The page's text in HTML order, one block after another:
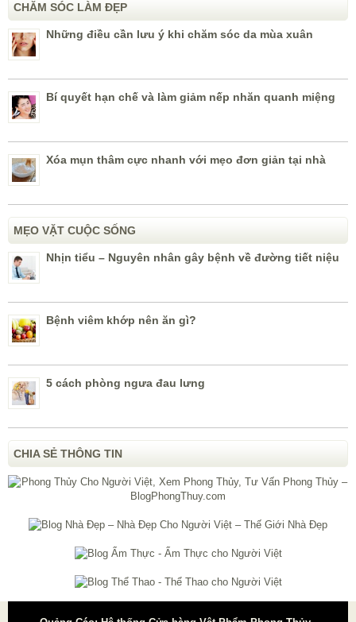
CHĂM SÓC LÀM ĐẸP
Những điều cần lưu ý khi chăm sóc da mùa xuân
Bí quyết hạn chế và làm giảm nếp nhăn quanh miệng
Xóa mụn thâm cực nhanh với mẹo đơn giản tại nhà
MẸO VẶT CUỘC SỐNG
Nhịn tiểu – Nguyên nhân gây bệnh về đường tiết niệu
Bệnh viêm khớp nên ăn gì?
5 cách phòng ngưa đau lưng
CHIA SẺ THÔNG TIN